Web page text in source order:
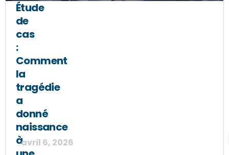
Étude
de
cas
:
Comment
la
tragédie
a
donné
naissance
àavril 6, 2026